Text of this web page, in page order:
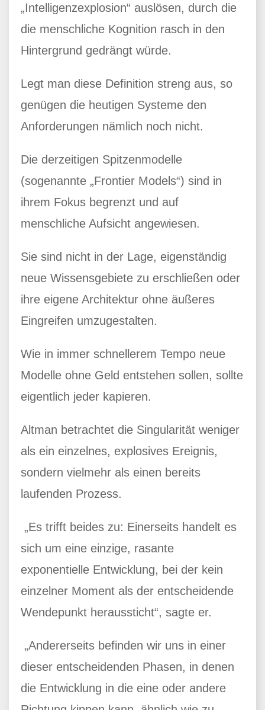
„Intelligenzexplosion“ auslösen, durch die
die menschliche Kognition rasch in den
Hintergrund gedrängt würde.
Legt man diese Definition streng aus, so
genügen die heutigen Systeme den
Anforderungen nämlich noch nicht.
Die derzeitigen Spitzenmodelle
(sogenannte „Frontier Models“) sind in
ihrem Fokus begrenzt und auf
menschliche Aufsicht angewiesen.
Sie sind nicht in der Lage, eigenständig
neue Wissensgebiete zu erschließen oder
ihre eigene Architektur ohne äußeres
Eingreifen umzugestalten.
Wie in immer schnellerem Tempo neue
Modelle ohne Geld entstehen sollen, sollte
eigentlich jeder kapieren.
Altman betrachtet die Singularität weniger
als ein einzelnes, explosives Ereignis,
sondern vielmehr als einen bereits
laufenden Prozess.
„Es trifft beides zu: Einerseits handelt es
sich um eine einzige, rasante
exponentielle Entwicklung, bei der kein
einzelner Moment als der entscheidende
Wendepunkt heraussticht“, sagte er.
„Andererseits befinden wir uns in einer
dieser entscheidenden Phasen, in denen
die Entwicklung in die eine oder andere